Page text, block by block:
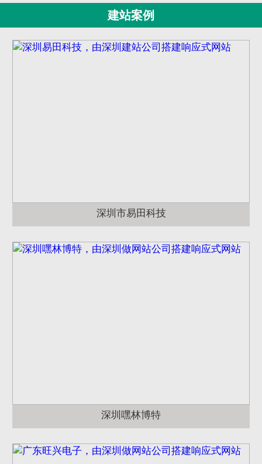
建站案例
深圳市易田科技
深圳嘿林博特